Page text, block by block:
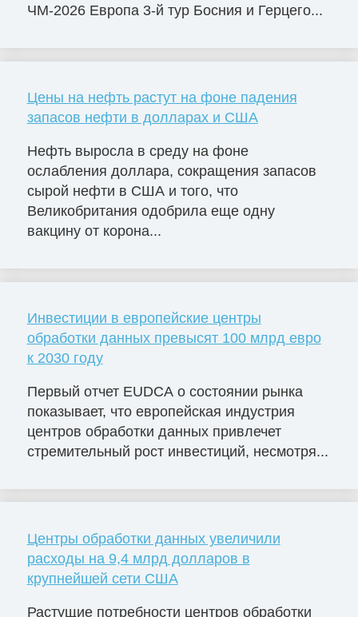
ЧМ-2026 Европа 3-й тур Босния и Герцего...
Цены на нефть растут на фоне падения
запасов нефти в долларах и США
Нефть выросла в среду на фоне
ослабления доллара, сокращения запасов
сырой нефти в США и того, что
Великобритания одобрила еще одну
вакцину от корона...
Инвестиции в европейские центры
обработки данных превысят 100 млрд евро
к 2030 году
Первый отчет EUDCA о состоянии рынка
показывает, что европейская индустрия
центров обработки данных привлечет
стремительный рост инвестиций, несмотря...
Центры обработки данных увеличили
расходы на 9,4 млрд долларов в
крупнейшей сети США
Растущие потребности центров обработки